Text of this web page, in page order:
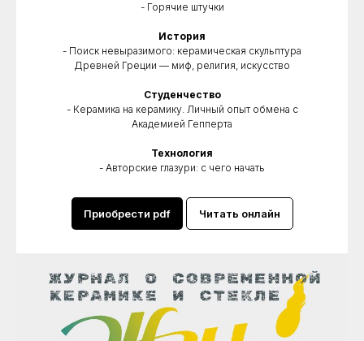
- Горячие штучки
История
- Поиск невыразимого: керамическая скульптура
Древней Греции — миф, религия, искусство
Студенчество
- Керамика на керамику. Личный опыт обмена с
Академией Гепперта
Технология
- Авторские глазури: с чего начать
Приобрести pdf Читать онлайн